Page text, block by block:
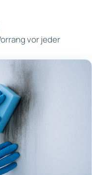
vor jeder